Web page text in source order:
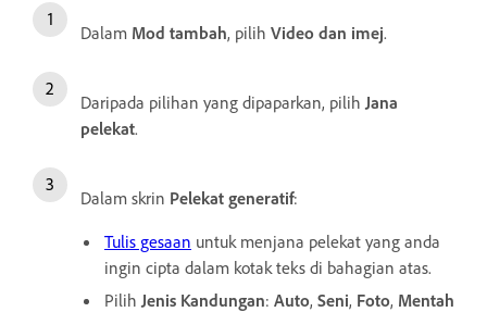
Dalam Mod tambah, pilih Video dan imej.
Daripada pilihan yang dipaparkan, pilihJana
pelekat.
Dalam skrin Pelekat generatif:
Tulis gesaan untuk menjana pelekat yang anda
ingin cipta dalam kotak teks di bahagian atas.
PilihJenis Kandungan: Auto, Seni, Foto, Mentah